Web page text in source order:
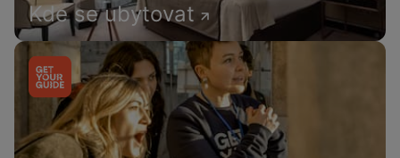
Kde se ubytovat